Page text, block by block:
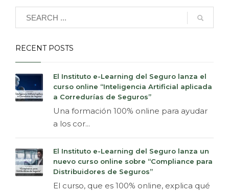
RECENT POSTS
El Instituto e-Learning del Seguro lanza el
curso online “Inteligencia Artificial aplicada
a Corredurías de Seguros”
Una formación 100% online para ayudar
a los cor...
El Instituto e-Learning del Seguro lanza un
nuevo curso online sobre “Compliance para
Distribuidores de Seguros”
El curso, que es 100% online, explica qué